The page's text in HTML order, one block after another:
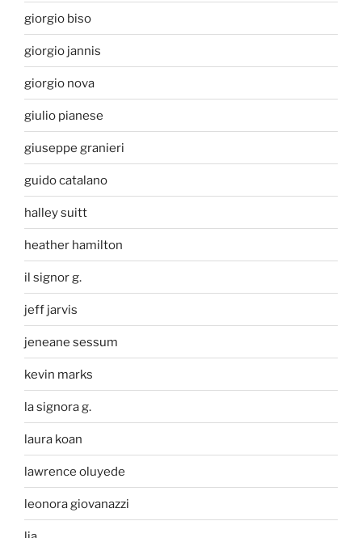
giorgio biso
giorgio jannis
giorgio nova
giulio pianese
giuseppe granieri
guido catalano
halley suitt
heather hamilton
il signor g.
jeff jarvis
jeneane sessum
kevin marks
la signora g.
laura koan
lawrence oluyede
leonora giovanazzi